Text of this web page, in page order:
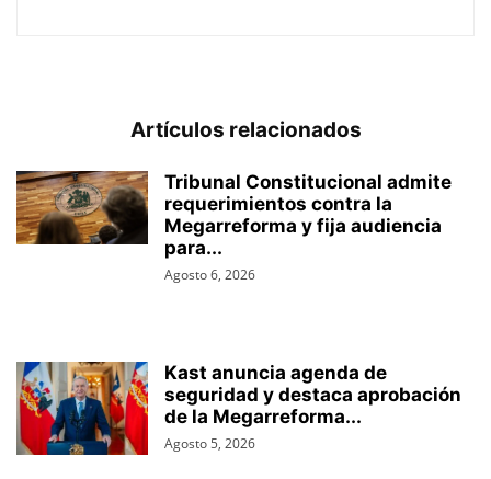
Artículos relacionados
Tribunal Constitucional admite
requerimientos contra la
Megarreforma y fija audiencia
para...
Agosto 6, 2026
Kast anuncia agenda de
seguridad y destaca aprobación
de la Megarreforma...
Agosto 5, 2026